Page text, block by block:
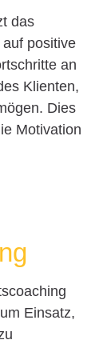
das
positive
an
Klienten,
Dies
Motivation
Einsatz,